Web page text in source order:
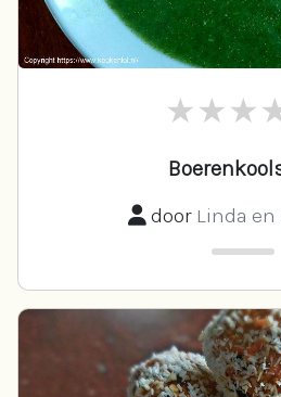
door Linda en